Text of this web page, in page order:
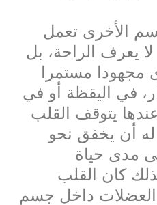
الأخرى تعمل
يعرف الراحة، بل
مجهودا مستمرا
في اليقظة أو في
عندها يتوقف القلب
أن يخفق نحو
مدى حياة
سنة. لذلك كان القلب
العضلات داخل جسم